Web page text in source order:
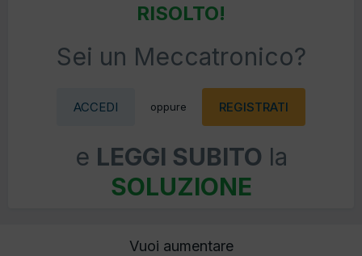
RISOLTO!
Sei un Meccatronico?
ACCEDI oppure REGISTRATI
e LEGGI SUBITO la
SOLUZIONE
Vuoi aumentare